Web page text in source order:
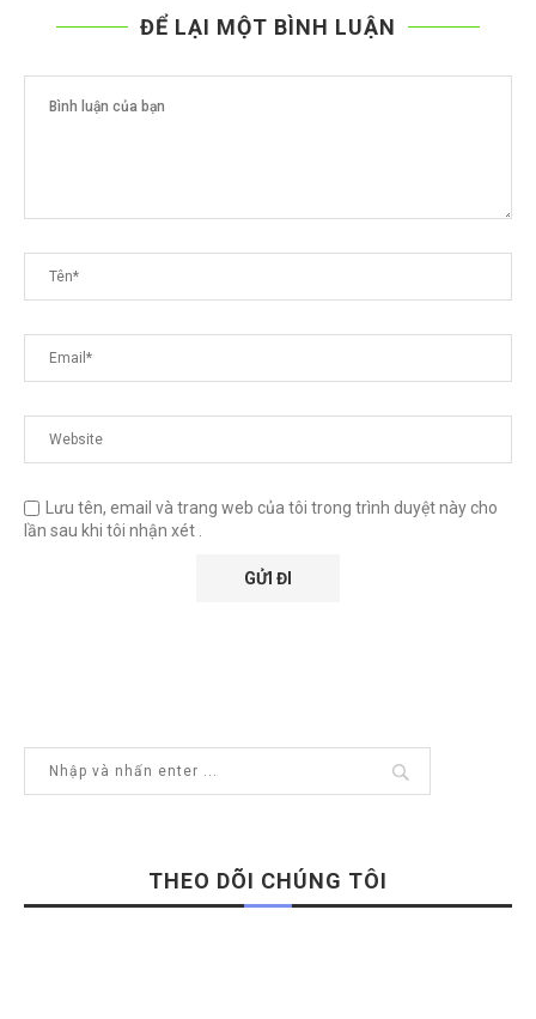
ĐỂ LẠI MỘT BÌNH LUẬN
Lưu tên, email và trang web của tôi trong trình duyệt này cho
lần sau khi tôi nhận xét .
THEO DÕI CHÚNG TÔI